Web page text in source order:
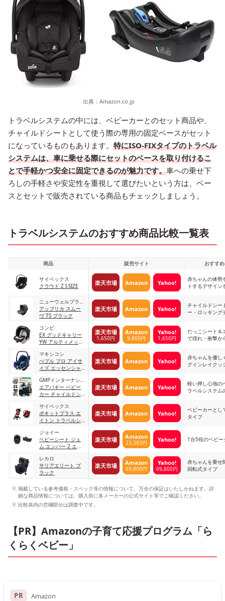
出典： Amazon.co.jp
トラベルシステムの中には、ベビーカーとのセット商品や、
チャイルドシートとして使う際の専用の固定ベースがセット
になっているものもあります。 特にISO-FIXタイプのトラベル
システムは、車に乗せる際にセットのベースを取り付けるこ
とで手軽かつ安全に固定できるのが魅力です。車への乗せ下
ろしの手軽さや安定性を重視して選びたいという方は、ベー
スとセットで販売されている商品もチェックしましょう。
トラベルシステムのおすすめ商品比較一覧表
商品 販売サイト おすす
サイベックス
クラウド Z I-SIZE
楽天市場 Amazon Yahoo!
赤ちゃんの体勢
トするデザイン
ニューウェルブラン
ズ・ジャパン
アップリカ スムー
ヴ TS ブラック
楽天市場 Amazon Yahoo!
チャイルドシー
ー・ロッキング
コンビ
EX グッドキャリー
YW アルティメット
楽天市場
1,650円
Amazon
9,800円
Yahoo!
1,650円
だっこシート＆
で揺れ・衝撃か
マキシコシ
ぺブル プロ アイサ
イズ エッセンシャ
楽天市場 Amazon Yahoo!
赤ちゃんを優し
グインレイクッ
GMPインターナショ
ナル
エアバギー ベビー
カー チャイルドシ
楽天市場 Amazon Yahoo!
軽い押し心地の
ラベルシステム
サイベックス
ポキットプラス エ
イトン トラベルシ
ド×ルンバレッド
楽天市場 Amazon Yahoo!
ベビーカーとし
タイプ
ジョイー
ベビーシート ジェ
ム エンバー 2 エン
楽天市場 Amazon
23,383円 Yahoo! 1台5役のベビー
レカロ
サリアエリート ブ
ラック
楽天市場 Amazon
69,800円
Yahoo!
69,800円
赤ちゃんを乗せ
回転式タイプ
掲載している参考価格・スペック等の情報について、万全の保証はいたしかねます。詳
細な商品情報については、購入前に各メーカーの公式サイト等でご確認ください。
比較表内の空欄部分は調査中です。
【PR】Amazonの子育て応援プログラム「ら
くらくベビー」
PR Amazon